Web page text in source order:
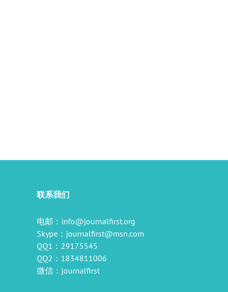
联系我们
电邮： info@journalfirst.org
Skype： journalfirst@msn.com
QQ1：29175545
QQ2：1834811006
微信：journalfirst